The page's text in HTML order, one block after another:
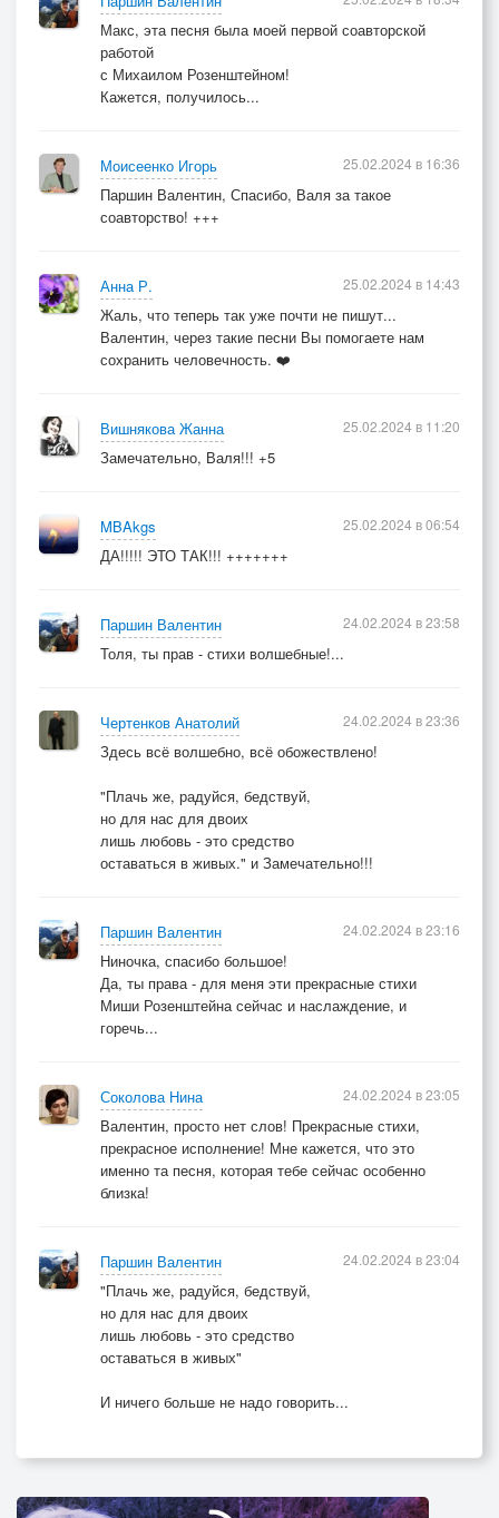
Макс, эта песня была моей первой соавторской
работой
с Михаилом Розенштейном!
Кажется, получилось...
Моисеенко Игорь
Паршин Валентин, Спасибо, Валя за такое
соавторство! +++
25.02.2024 в 16:36
Анна Р.
Жаль, что теперь так уже почти не пишут...
Валентин, через такие песни Вы помогаете нам
сохранить человечность. ❤️
25.02.2024 в 14:43
Вишнякова Жанна
Замечательно, Валя!!! +5
25.02.2024 в 11:20
MBAkgs
ДА!!!!! ЭТО ТАК!!! +++++++
25.02.2024 в 06:54
Паршин Валентин
Толя, ты прав - стихи волшебные!...
24.02.2024 в 23:58
Чертенков Анатолий
Здесь всё волшебно, всё обожествлено!
"Плачь же, радуйся, бедствуй,
но для нас для двоих
лишь любовь - это средство
оставаться в живых." и Замечательно!!!
24.02.2024 в 23:36
Паршин Валентин
Ниночка, спасибо большое!
Да, ты права - для меня эти прекрасные стихи
Миши Розенштейна сейчас и наслаждение, и
горечь...
24.02.2024 в 23:16
Соколова Нина
Валентин, просто нет слов! Прекрасные стихи,
прекрасное исполнение! Мне кажется, что это
именно та песня, которая тебе сейчас особенно
близка!
24.02.2024 в 23:05
Паршин Валентин
"Плачь же, радуйся, бедствуй,
но для нас для двоих
лишь любовь - это средство
оставаться в живых"
И ничего больше не надо говорить...
24.02.2024 в 23:04